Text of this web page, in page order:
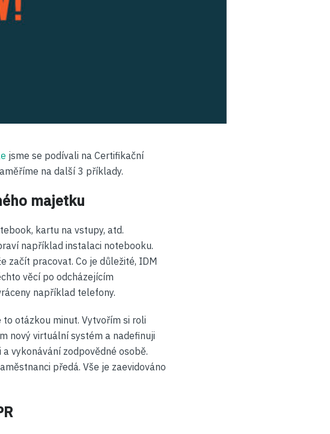
jsme se podívali na Certifikační
na další 3 příklady.
majetku
kartu na vstupy, atd.
například instalaci notebooku.
začít pracovat. Co je důležité, IDM
věcí po odcházejícím
například telefony.
otázkou minut. Vytvořím si roli
nový virtuální systém a nadefinuji
vykonávání zodpovědné osobě.
předá. Vše je zaevidováno